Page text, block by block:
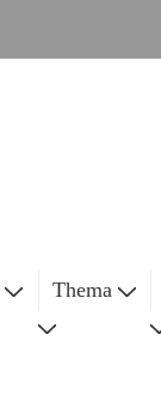
Thema